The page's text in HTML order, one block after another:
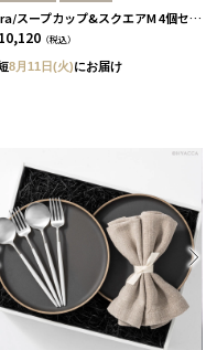
Sara/スープカップ&スクエアM 4個セット/グレー＆ホワイト［サクザン］
（税込）
8月11日(火)にお届け